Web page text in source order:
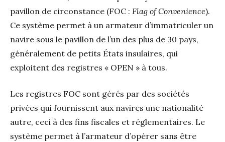
pavillon de circonstance (FOC : Flag of Convenience).
Ce système permet à un armateur d’immatriculer un
navire sous le pavillon de l’un des plus de 30 pays,
généralement de petits États insulaires, qui
exploitent des registres « OPEN » à tous.
Les registres FOC sont gérés par des sociétés
privées qui fournissent aux navires une nationalité
autre, ceci à des fins fiscales et réglementaires. Le
système permet à l’armateur d’opérer sans être